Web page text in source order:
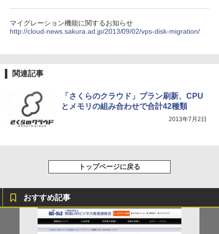
マイグレーション機能に関するお知らせ
http://cloud-news.sakura.ad.jp/2013/09/02/vps-disk-migration/
関連記事
「さくらのクラウド」プラン刷新、CPU
とメモリの組み合わせで合計42種類
2013年7月2日
トップページに戻る
おすすめ記事